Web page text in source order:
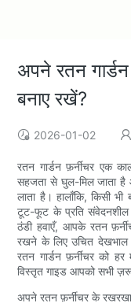
अपने रतन
बनाए रखें?
2026-01-02
रतन गार्डन फ़र्नीचर एक
सहजता से घुल-मिल जाता
लाता है। हालाँकि, किसी
टूट-फूट के प्रति संवेदनशील
ठंडी हवाएँ, आपके रतन
रखने के लिए उचित
रतन गार्डन फ़र्नीचर को
विस्तृत गाइड आपको सभी
अपने रतन फ़र्नीचर के